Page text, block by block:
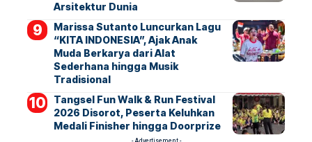
Arsitektur Dunia
Marissa Sutanto Luncurkan Lagu
“KITA INDONESIA”, Ajak Anak
Muda Berkarya dari Alat
Sederhana hingga Musik
Tradisional
Tangsel Fun Walk & Run Festival
2026 Disorot, Peserta Keluhkan
Medali Finisher hingga Doorprize